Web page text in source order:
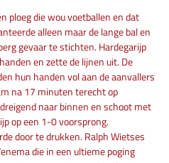
ploeg die wou voetballen en dat
alleen maar de lange bal en
gevaar te stichten. Hardegarijp
en zette de lijnen uit. De
hun handen vol aan de aanvallers
na 17 minuten terecht op
naar binnen en schoot met
op een 1-0 voorsprong.
door te drukken. Ralph Wietses
die in een ultieme poging